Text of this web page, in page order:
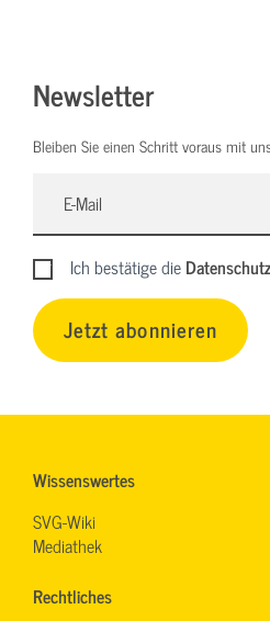
Newsletter
Bleiben Sie einen Schritt voraus mit
Ich bestätige die
Jetzt abonnieren
Wissenswertes
SVG-Wiki
Mediathek
Rechtliches